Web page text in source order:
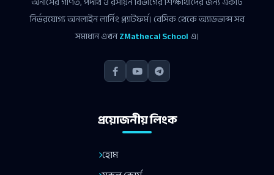
নির্ভরযোগ্য অনলাইন লার্নিং প্ল্যাটফর্ম। বেসিক থেকে অ্যাডভান্স সব
সমাধান এখনZMathecal Schoolএ।
প্রয়োজনীয় লিংক
হোম